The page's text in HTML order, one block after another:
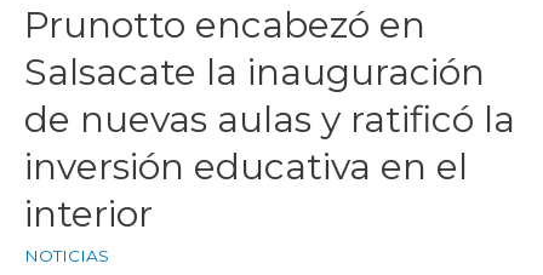
Prunotto encabezó en
Salsacate la inauguración
de nuevas aulas y ratificó la
inversión educativa en el
interior
NOTICIAS